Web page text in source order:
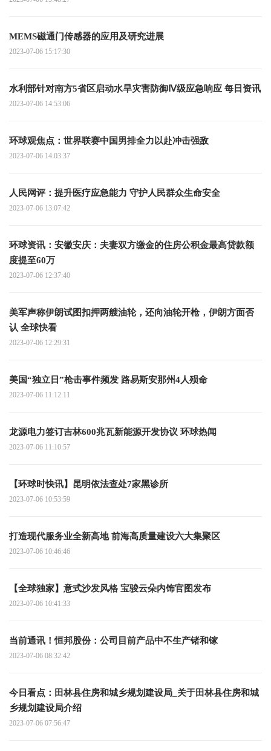
MEMS磁通门传感器的应用及研究进展
2023-07-06 15:17:30
水利部针对南方5省区启动水旱灾害防御Ⅳ级应急响应 每日资讯
2023-07-06 14:53:06
环球观焦点：世界联赛中国男排全力以赴冲击强敌
2023-07-06 14:03:37
人民网评：提升医疗应急能力 守护人民群众生命安全
2023-07-06 13:07:42
环球资讯：安徽安庆：夫妻双方缴金的住房公积金最高贷款额
度提至60万
2023-07-06 12:37:40
美军声称伊朗试图扣押两艘油轮，还向油轮开枪，伊朗方面否
认 全球快看
2023-07-06 12:29:31
美国“独立日”枪击事件频发 路易斯安那州4人殒命
2023-07-06 11:12:11
龙源电力签订吉林600兆瓦新能源开发协议 环球热闻
2023-07-06 11:10:57
【环球时快讯】昆明依法查处7家黑诊所
2023-07-06 10:53:59
打造现代服务业全新高地 前海高质量建设六大集聚区
2023-07-06 10:46:46
【全球独家】意式沙发风格 宝骏云朵内饰官图发布
2023-07-06 10:41:33
当前通讯！恒邦股份：公司目前产品中不生产锗和镓
2023-07-06 08:32:42
今日看点：田林县住房和城乡规划建设局_关于田林县住房和城
乡规划建设局介绍
2023-07-06 07:56:47